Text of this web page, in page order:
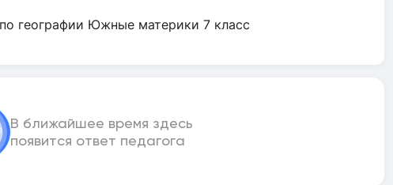
географии Южные материки 7 класс
В ближайшее время здесь
появится ответ педагога